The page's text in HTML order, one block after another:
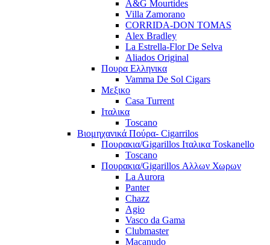
A&G Mourtides
Villa Zamorano
CORRIDA-DON TOMAS
Alex Bradley
La Estrella-Flor De Selva
Aliados Original
Πουρα Ελληνικα
Vamma De Sol Cigars
Μεξικο
Casa Turrent
Ιταλικα
Toscano
Βιομηχανικά Πούρα- Cigarrilos
Πουρακια/Gigarillos Ιταλικα Toskanello
Toscano
Πουρακια/Gigarillos Αλλων Χωρων
La Aurora
Panter
Chazz
Agio
Vasco da Gama
Clubmaster
Macanudo